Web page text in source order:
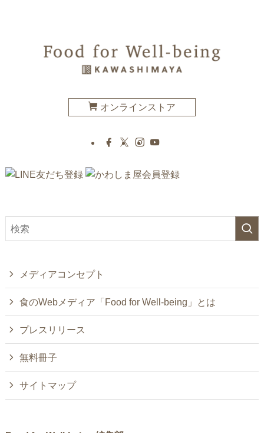
オンラインストア
メディアコンセプト
食のWebメディア「Food for Well-being」とは
プレスリリース
無料冊子
サイトマップ